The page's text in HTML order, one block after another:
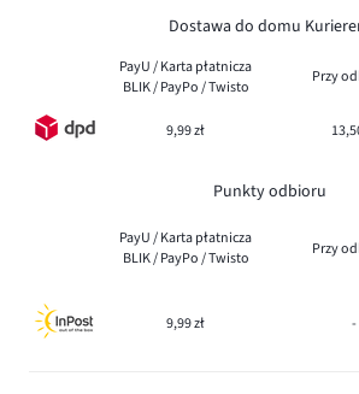
Dostawa do domu
PayU / Karta płatnicza
BLIK / PayPo / Twisto
Przy
9,99 zł
Punkty odbioru
PayU / Karta płatnicza
BLIK / PayPo / Twisto
Przy
9,99 zł -